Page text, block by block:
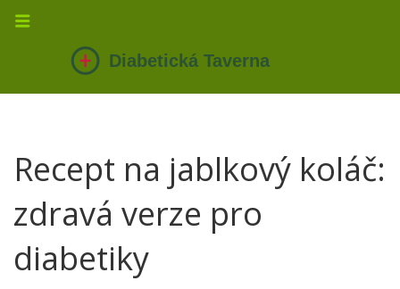
Recept na jablkový koláč:
zdravá verze pro
diabetiky